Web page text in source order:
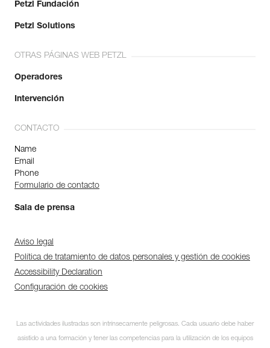
Petzl Fundación
Petzl Solutions
OTRAS PÁGINAS WEB PETZL
Operadores
Intervención
CONTACTO
Name
Email
Phone
Formulario de contacto
Sala de prensa
Aviso legal
Política de tratamiento de datos personales y gestión de cookies
Accessibility Declaration
Configuración de cookies
Las actividades ilustradas son intrínsecamente peligrosas. Cada usuario debe haber
asistido a una formación y tener las competencias para la utilización de los equipos